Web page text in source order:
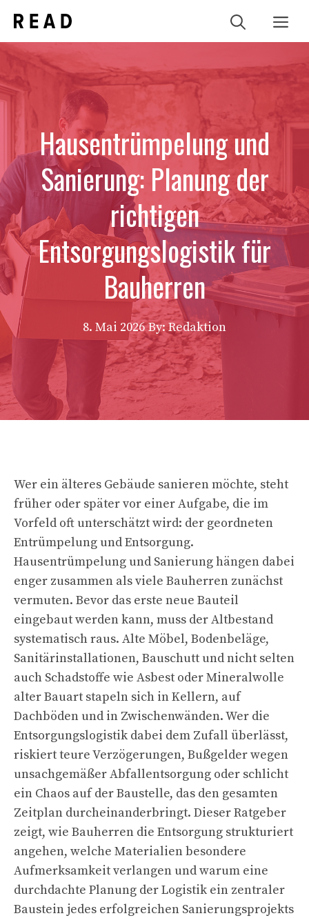
Inhalt
springen
Hausentrümpelung und
Sanierung: Planung der
richtigen
Entsorgungslogistik für
Bauherren
8. Mai 2026 By: Redaktion
Wer ein älteres Gebäude sanieren möchte, steht
früher oder später vor einer Aufgabe, die im
Vorfeld oft unterschätzt wird: der geordneten
Entrümpelung und Entsorgung.
Hausentrümpelung und Sanierung hängen dabei
enger zusammen als viele Bauherren zunächst
vermuten. Bevor das erste neue Bauteil
eingebaut werden kann, muss der Altbestand
systematisch raus. Alte Möbel, Bodenbeläge,
Sanitärinstallationen, Bauschutt und nicht selten
auch Schadstoffe wie Asbest oder Mineralwolle
alter Bauart stapeln sich in Kellern, auf
Dachböden und in Zwischenwänden. Wer die
Entsorgungslogistik dabei dem Zufall überlässt,
riskiert teure Verzögerungen, Bußgelder wegen
unsachgemäßer Abfallentsorgung oder schlicht
ein Chaos auf der Baustelle, das den gesamten
Zeitplan durcheinanderbringt. Dieser Ratgeber
zeigt, wie Bauherren die Entsorgung strukturiert
angehen, welche Materialien besondere
Aufmerksamkeit verlangen und warum eine
durchdachte Planung der Logistik ein zentraler
Baustein jedes erfolgreichen Sanierungsprojekts